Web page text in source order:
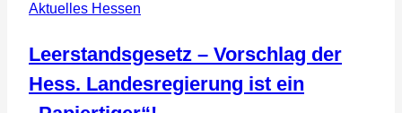
besinnlichen
Advent
Aktuelles Hessen
Leerstandsgesetz – Vorschlag der
Hess. Landesregierung ist ein